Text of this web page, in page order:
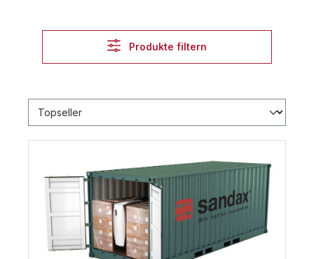
Produkte filtern